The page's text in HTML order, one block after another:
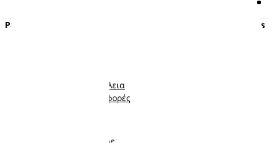
Pampers
Ποιότητα και Ασφάλεια
Κουπόνια και προσφορές
Περισσότερα από τα Pampers
Σχετικά με τα Pampers